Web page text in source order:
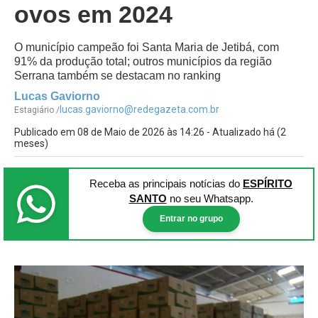
ovos em 2024
O município campeão foi Santa Maria de Jetibá, com
91% da produção total; outros municípios da região
Serrana também se destacam no ranking
Lucas Gaviorno
Estagiário / lucas.gaviorno@redegazeta.com.br
Publicado em 08 de Maio de 2026 às 14:26 - Atualizado há (2
meses)
Receba as principais notícias do ESPÍRITO
SANTO no seu Whatsapp.
Entrar no grupo